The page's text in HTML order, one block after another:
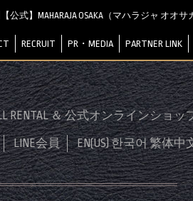
| 【公式】MAHARAJA OSAKA（マハラジャ オオサ
RECRUIT PR・MEDIA PARTNER LINK
RENTAL ＆ 公式オンラインショッ
LINE会員 EN(US) 한국어 繁体中